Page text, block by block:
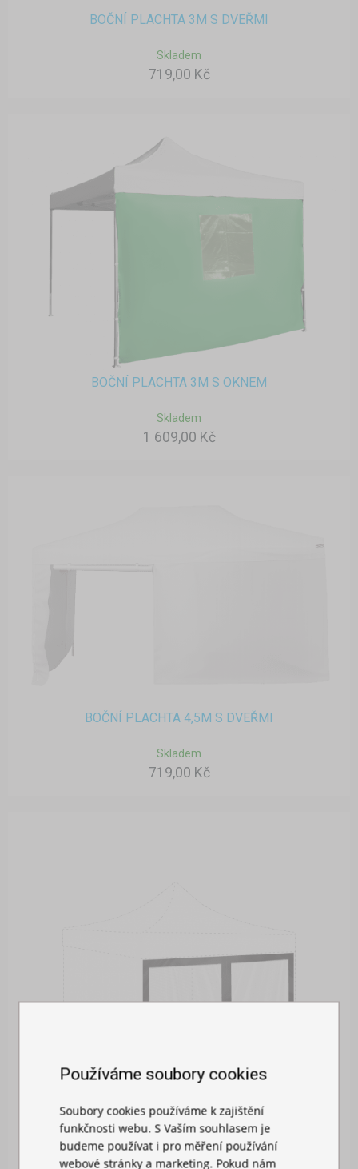
BOČNÍ PLACHTA 3M S DVEŘMI
Skladem
719,00 Kč
BOČNÍ PLACHTA 3M S OKNEM
Skladem
1 609,00 Kč
BOČNÍ PLACHTA 4,5M S DVEŘMI
Skladem
719,00 Kč
MOSKYTIÉRA NA STAN
Používáme soubory cookies
Soubory cookies používáme k zajištění
funkčnosti webu. S Vaším souhlasem je
budeme používat i pro měření používání
webové stránky a marketing. Pokud nám